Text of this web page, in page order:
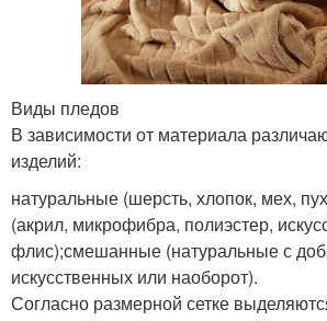
Виды пледов
В зависимости от материала
изделий:
натуральные (шерсть, хлопок, мех,
(акрил, микрофибра, полиэстер,
флис);смешанные (натуральные с
искусственных или наоборот).
Согласно размерной сетке